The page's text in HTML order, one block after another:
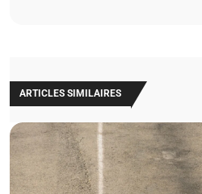
ARTICLES SIMILAIRES